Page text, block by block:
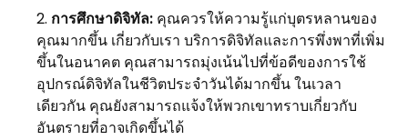
การศึกษาดิจิทัล: คุณควรให้ความรู้แก่บุตรหลานของ
คุณมากขึ้น เกี่ยวกับเรา บริการดิจิทัลและการพึ่งพาที่เพิ่ม
ขึ้นในอนาคต คุณสามารถมุ่งเน้นไปที่ข้อดีของการใช้
อุปกรณ์ดิจิทัลในชีวิตประจำวันได้มากขึ้น ในเวลา
เดียวกัน คุณยังสามารถแจ้งให้พวกเขาทราบเกี่ยวกับ
อันตรายที่อาจเกิดขึ้นได้